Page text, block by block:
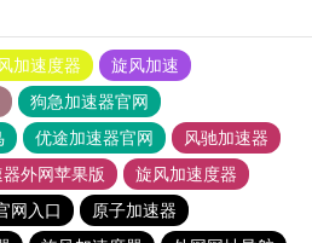
加速度器
旋风加速
狗急加速器官网
优途加速器官网
风驰加速器
外网苹果版
旋风加速度器
网入口
原子加速器